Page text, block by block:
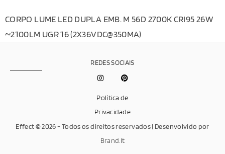
CORPO LUME LED DUPLA EMB. M 56D 2700K CRI95 26W
~2100LM UGR 16 (2X36VDC@350MA)
Effect © 2026 - Todos os direitos reservados | Desenvolvido por
Brand.It
Política de
Privacidade
REDES SOCIAIS